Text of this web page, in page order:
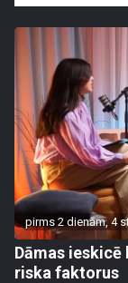
pirms 2 dienām, 4
Dāmas
riska faktorus